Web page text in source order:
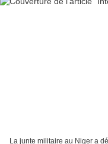
La junte militaire au Niger a